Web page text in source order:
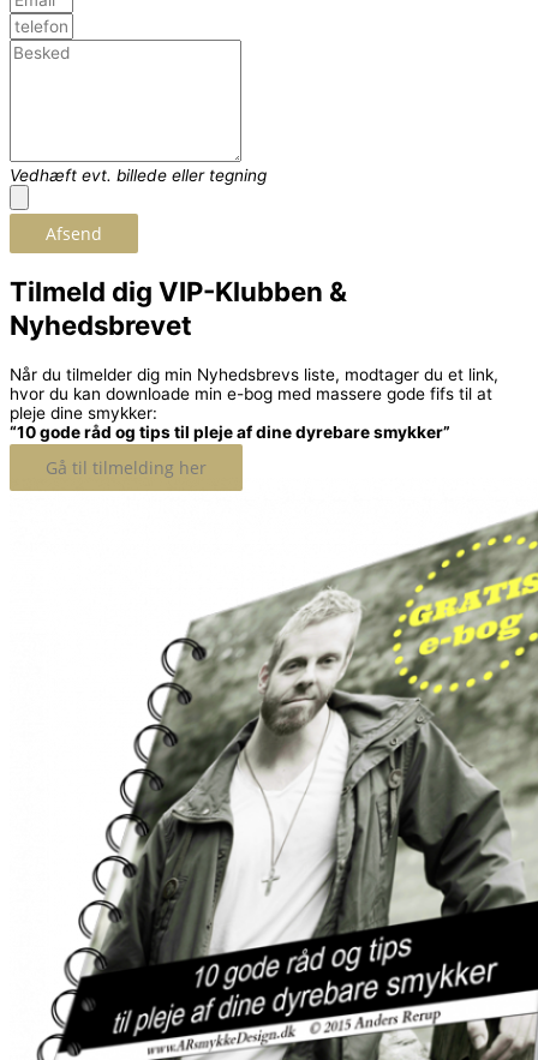
Vedhæft evt. billede eller tegning
Afsend
Tilmeld dig VIP-Klubben &
Nyhedsbrevet
Når du tilmelder dig min Nyhedsbrevs liste, modtager du et link,
hvor du kan downloade min e-bog med massere gode fifs til at
pleje dine smykker:
“10 gode råd og tips til pleje af dine dyrebare smykker”
Gå til tilmelding her